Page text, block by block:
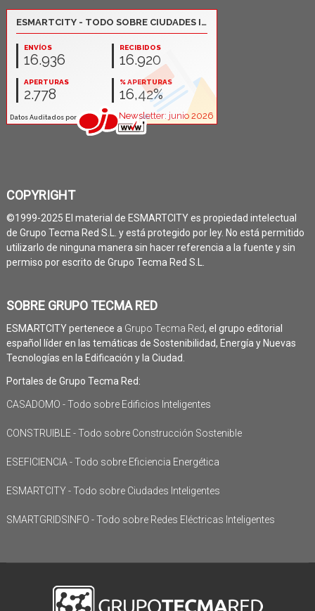
COPYRIGHT
©1999-2025 El material de ESMARTCITY es propiedad intelectual
de Grupo Tecma Red S.L. y está protegido por ley. No está permitido
utilizarlo de ninguna manera sin hacer referencia a la fuente y sin
permiso por escrito de Grupo Tecma Red S.L.
SOBRE GRUPO TECMA RED
ESMARTCITY pertenece a Grupo Tecma Red, el grupo editorial
español líder en las temáticas de Sostenibilidad, Energía y Nuevas
Tecnologías en la Edificación y la Ciudad.
Portales de Grupo Tecma Red:
CASADOMO - Todo sobre Edificios Inteligentes
CONSTRUIBLE - Todo sobre Construcción Sostenible
ESEFICIENCIA - Todo sobre Eficiencia Energética
ESMARTCITY - Todo sobre Ciudades Inteligentes
SMARTGRIDSINFO - Todo sobre Redes Eléctricas Inteligentes